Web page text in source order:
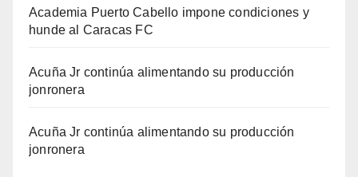
Academia Puerto Cabello impone condiciones y
hunde al Caracas FC
Acuña Jr continúa alimentando su producción
jonronera
Acuña Jr continúa alimentando su producción
jonronera